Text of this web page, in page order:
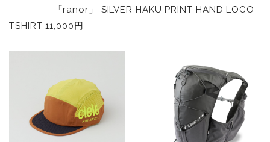
「ranor」 SILVER HAKU PRINT HAND LOGO
TSHIRT 11,000円